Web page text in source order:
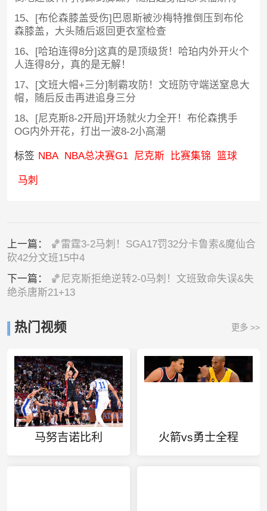
15、[布伦森膝盖受伤]巴恩斯被沙梅特推倒压到布伦
森膝盖，大头随后返回更衣室检查
16、[哈珀连得8分]这真的是顶级货！哈珀内外开火个
人连得8分，真的是无解！
17、[文班大帽+三分]制霸攻防！文班防守端送窒息大
帽，随后反击再进追身三分
18、[尼克斯8-2开局]开场就火力全开！布伦森携手
OG内外开花，打出一波8-2小高潮
标签 NBA NBA总决赛G1 尼克斯 比赛集锦 篮球
马刺
上一篇：
🏀雷霆3-2马刺！SGA17罚32分卡鲁索&魔仙合
砍42分文班15中4
下一篇：
🏀尼克斯拒绝逆转2-0马刺！文班致命失误&失
绝杀唐斯21+13
热门视频 更多 >>
马努吉诺比利 火箭vs勇士全程